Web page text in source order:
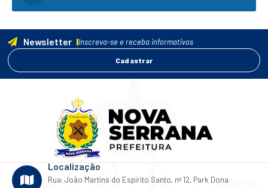
Newsletter Inscreva-se e receba informativos
Cadastrar
Localização
Rua: João Martins do Espirito Santo, nº 12, Park Dona